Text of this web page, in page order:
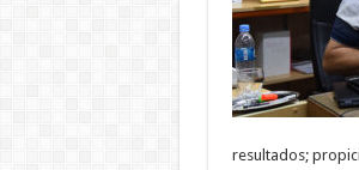
resultados;